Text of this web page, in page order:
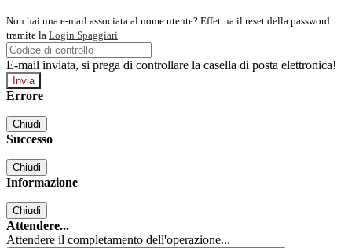
Non hai una e-mail associata al nome utente? Effettua il reset della password
tramite la Login Spaggiari
E-mail inviata, si prega di controllare la casella di posta elettronica!
Errore
Chiudi
Successo
Chiudi
Informazione
Chiudi
Attendere...
Attendere il completamento dell'operazione...